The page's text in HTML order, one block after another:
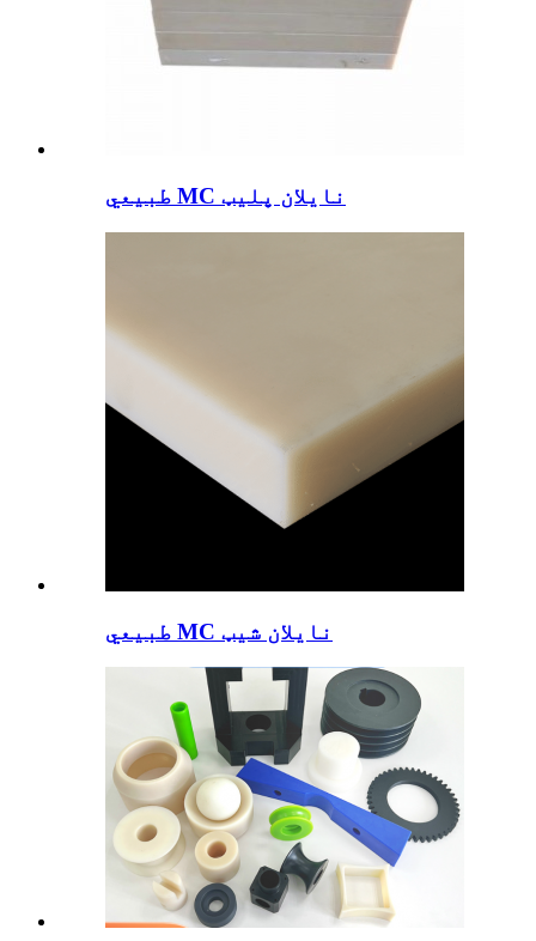
طبیعي MC نایلان پلیټ
طبیعي MC نایلان شیټ